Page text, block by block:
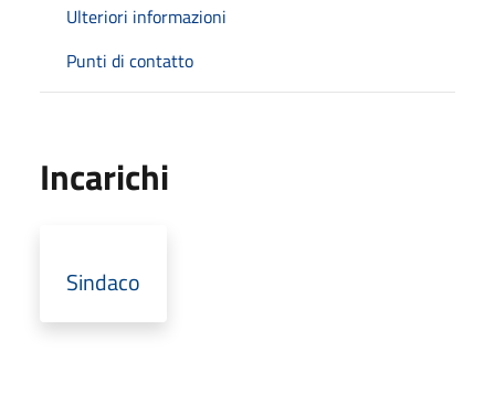
Ulteriori informazioni
Punti di contatto
Incarichi
Sindaco